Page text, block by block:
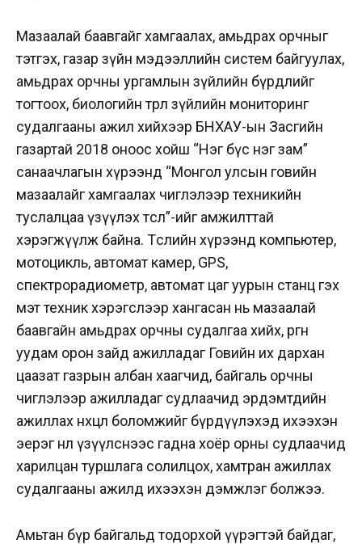
Мазаалай баавгайг хамгаалах, амьдрах орчныг
тэтгэх, газар зүйн мэдээллийн систем байгуулах,
амьдрах орчны ургамлын зүйлийн бүрдлийг
тогтоох, биологийн төрөл зүйлийн мониторинг
судалгааны ажил хийхээр БНХАУ-ын Засгийн
газартай 2018 оноос хойш “Нэг бүс нэг зам”
санаачлагын хүрээнд “Монгол улсын говийн
мазаалайг хамгаалах чиглэлээр техникийн
туслалцаа үзүүлэх төсөл”-ийг амжилттай
хэрэгжүүлж байна. Төслийн хүрээнд компьютер,
мотоцикль, автомат камер, GPS,
спектрорадиометр, автомат цаг уурын станц гэх
мэт техник хэрэгслээр хангасан нь мазаалай
баавгайн амьдрах орчны судалгаа хийх, өргөн
уудам орон зайд ажилладаг Говийн их дархан
цаазат газрын албан хаагчид, байгаль орчны
чиглэлээр ажилладаг судлаачид эрдэмтдийн
ажиллах нөхцөл боломжийг бүрдүүлэхэд ихээхэн
эерэг нөлөө үзүүлснээс гадна хоёр орны судлаачид
харилцан туршлага солилцох, хамтран ажиллах
судалгааны ажилд ихээхэн дэмжлэг болжээ.
Амьтан бүр байгальд тодорхой үүрэгтэй байдаг,